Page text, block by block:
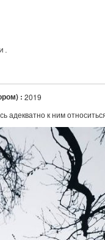
: 2019
адекватно к ним